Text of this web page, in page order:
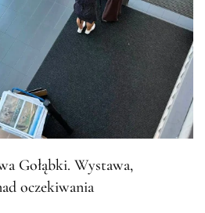
Gołąbki. Wystawa,
oczekiwania